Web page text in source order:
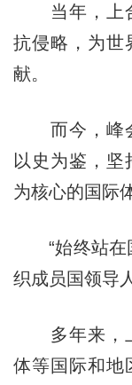
当年，上合
抗侵略，为世
献。
而今，峰会
以史为鉴，坚
为核心的国际
“始终站在
织成员国领导
多年来，上
体等国际和地